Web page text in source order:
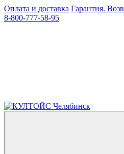
Оплата и доставка Гарантия.
8-800-777-58-95